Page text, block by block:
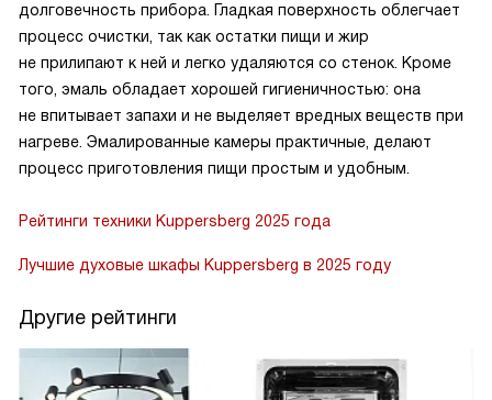
долговечность прибора. Гладкая поверхность облегчает
процесс очистки, так как остатки пищи и жир
не прилипают к ней и легко удаляются со стенок. Кроме
того, эмаль обладает хорошей гигиеничностью: она
не впитывает запахи и не выделяет вредных веществ при
нагреве. Эмалированные камеры практичные, делают
процесс приготовления пищи простым и удобным.
Рейтинги техники Kuppersberg 2025 года
Лучшие духовые шкафы Kuppersberg в 2025 году
Другие рейтинги